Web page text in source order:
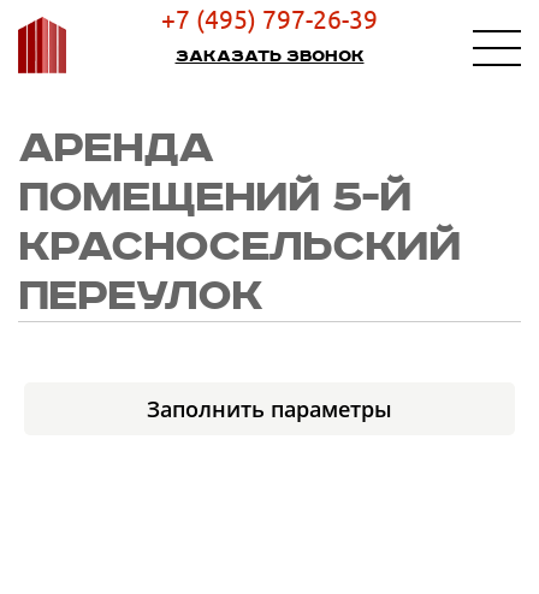
+7 (495) 797-26-39
Заказать звонок
АРЕНДА
ПОМЕЩЕНИЙ 5-Й
КРАСНОСЕЛЬСКИЙ
ПЕРЕУЛОК
Заполнить параметры